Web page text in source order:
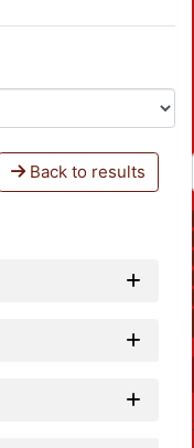
Back to results